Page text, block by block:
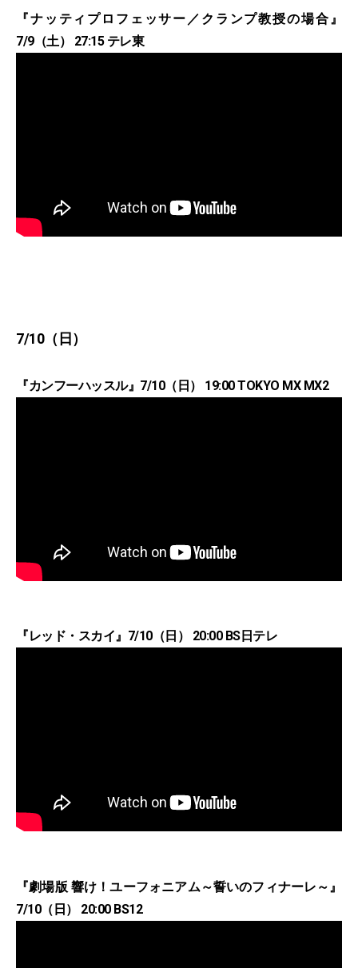
『ナッティプロフェッサー／クランプ教授の場合』
7/9（土） 27:15 テレ東
7/10（日）
『カンフーハッスル』7/10（日） 19:00 TOKYO MX MX2
『レッド・スカイ』7/10（日） 20:00 BS日テレ
『劇場版 響け！ユーフォニアム～誓いのフィナーレ～』
7/10（日） 20:00 BS12